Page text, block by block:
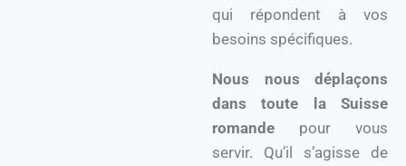
qui répondent à vos
besoins spécifiques.
Nous nous déplaçons
dans toute la Suisse
romande pour vous
servir. Qu’il s’agisse de